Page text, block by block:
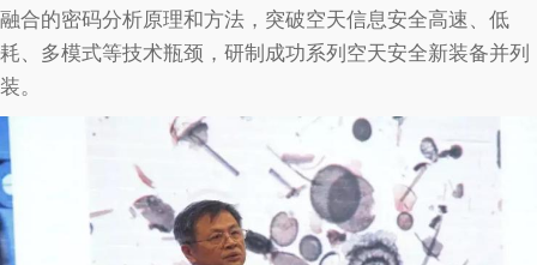
融合的密码分析原理和方法，突破空天信息安全高速、低
耗、多模式等技术瓶颈，研制成功系列空天安全新装备并列
装。